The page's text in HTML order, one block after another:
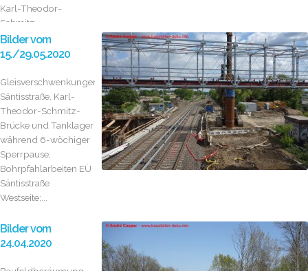
Karl-Theodor-
Schmitz...
Bilder vom
15./29.05.2020
Gleisverschwenkungen
Säntisstraße, Karl-
Theodor-Schmitz-
Brücke und Tanklager
während 6-wöchiger
Sperrpause;
Bohrpfahlarbeiten EÜ
Säntisstraße
Westseite;...
Bilder vom
24.04.2020